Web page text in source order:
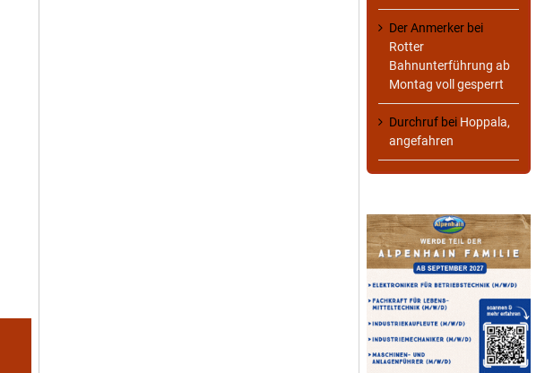
Der Anmerker bei
Rotter
Bahnunterführung ab
Montag voll gesperrt
Durchruf bei Hoppala,
angefahren